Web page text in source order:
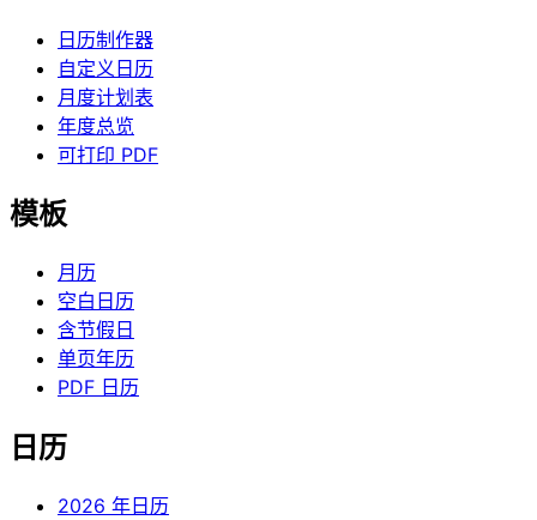
日历制作器
自定义日历
月度计划表
年度总览
可打印 PDF
模板
月历
空白日历
含节假日
单页年历
PDF 日历
日历
2026 年日历